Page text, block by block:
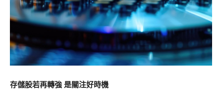
存儲股若再轉強 是關注好時機